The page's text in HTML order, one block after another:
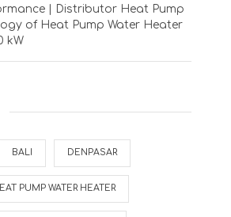
| Distributor Heat Pump
of Heat Pump Water Heater
kW
BALI DENPASAR
PUMP WATER HEATER